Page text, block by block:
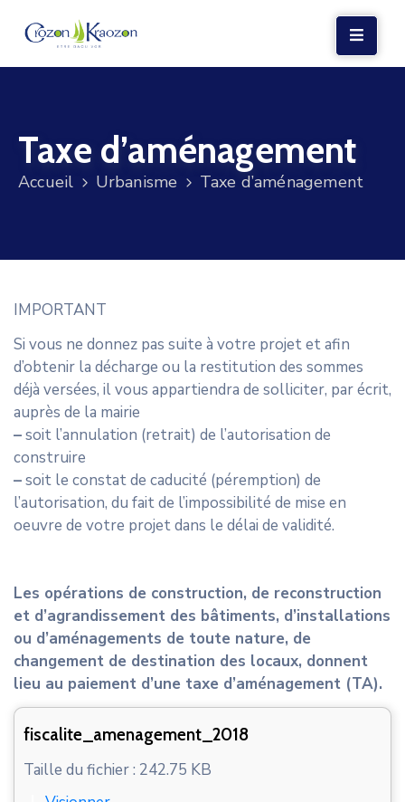
VIE
LOCALE
MER
VOS
DÉMARCHES
CONTACT
Taxe d’aménagement
Accueil Urbanisme Taxe d’aménagement
IMPORTANT
Si vous ne donnez pas suite à votre projet et afin
d’obtenir la décharge ou la restitution des sommes
déjà versées, il vous appartiendra de solliciter, par écrit,
auprès de la mairie
–soit l’annulation (retrait) de l’autorisation de
construire
–soit le constat de caducité (péremption) de
l’autorisation, du fait de l’impossibilité de mise en
oeuvre de votre projet dans le délai de validité.
Les opérations de construction, de reconstruction
et d’agrandissement des bâtiments, d’installations
ou d’aménagements de toute nature, de
changement de destination des locaux, donnent
lieu au paiement d’une taxe d’aménagement (TA).
fiscalite_amenagement_2018
Taille du fichier : 242.75 KB